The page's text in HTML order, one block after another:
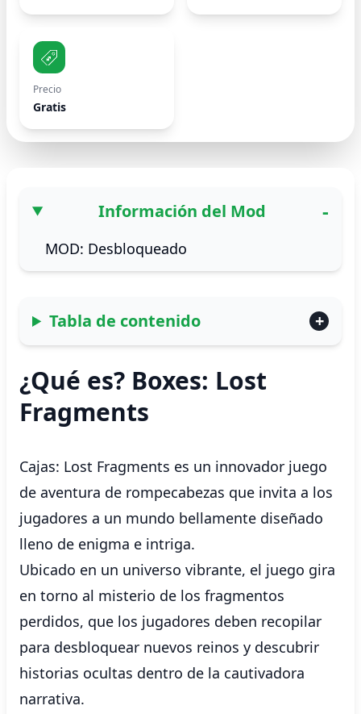
Precio
Gratis
Información del Mod
MOD: Desbloqueado
Tabla de contenido
¿Qué es? Boxes: Lost
Fragments
Cajas: Lost Fragments es un innovador juego
de aventura de rompecabezas que invita a los
jugadores a un mundo bellamente diseñado
lleno de enigma e intriga.
Ubicado en un universo vibrante, el juego gira
en torno al misterio de los fragmentos
perdidos, que los jugadores deben recopilar
para desbloquear nuevos reinos y descubrir
historias ocultas dentro de la cautivadora
narrativa.